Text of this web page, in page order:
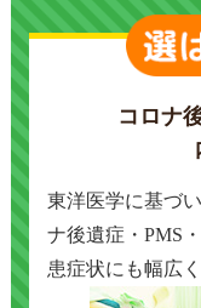
コロナ
東洋医学に基づ
ナ後遺症・PMS
患症状にも幅広